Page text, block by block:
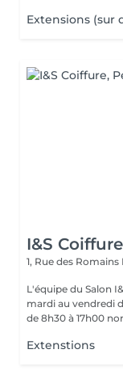
Extensions (sur
I&S Coiffure
1, Rue des Romains
L'équipe du Salon
mardi au vendredi
de 8h30 à 17h00
Extenstions